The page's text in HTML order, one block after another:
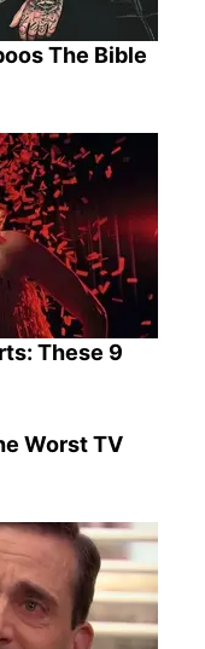
The Bible
These 9
Worst TV